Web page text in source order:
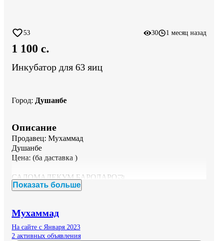
53 30 1 месяц назад
1 100 c.
Инкубатор для 63 яиц
Город: Душанбе
Описание
Продавец: Мухаммад
Душанбе
Цена: (ба даставка )
САЛОМАЛЕКУМ БАРОДАРО🤝
ИНКУБАТОР 63ТОГИ✅
Худаш Автоматай Тухма худаш тоб медихад✅
ОБШАМ ВЛАЖНОСТА ХУДАШ РЕГИРОВКА
МЕКУНАД ✅
Показать больше
Мухаммад
На сайте с Января 2023
2 активных объявления